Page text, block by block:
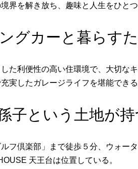
界を解き放ち、趣味と人生をひと
グカーと暮らす
た利便性の高い住環境で、大切な
実したガレージライフを堪能でき
子という土地が
フ倶楽部」まで徒歩５分、ウォー
天王台は位置している。